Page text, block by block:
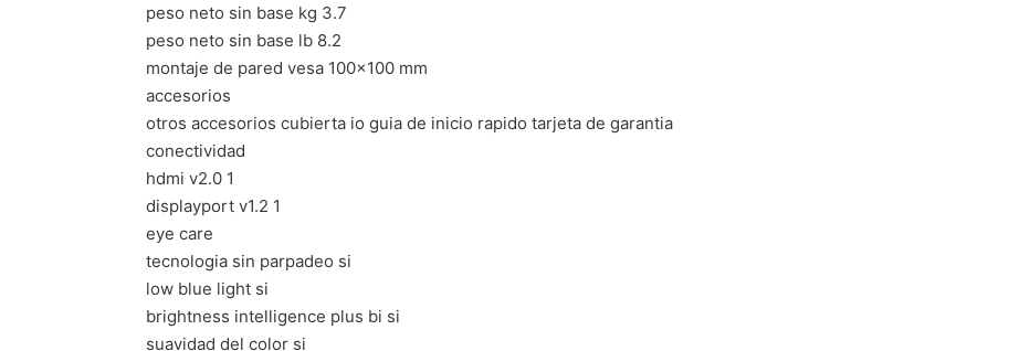
peso neto sin base kg 3.7
peso neto sin base lb 8.2
montaje de pared vesa 100×100 mm
accesorios
otros accesorios cubierta io guia de inicio rapido tarjeta de garantia
conectividad
hdmi v2.0 1
displayport v1.2 1
eye care
tecnologia sin parpadeo si
low blue light si
brightness intelligence plus bi si
suavidad del color si